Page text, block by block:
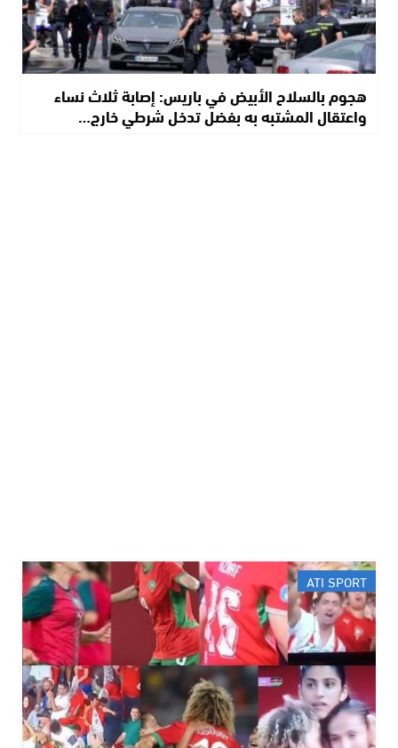
هجوم بالسلاح الأبيض في باريس: إصابة ثلاث نساء
واعتقال المشتبه به بفضل تدخل شرطي خارج…
ATI SPORT